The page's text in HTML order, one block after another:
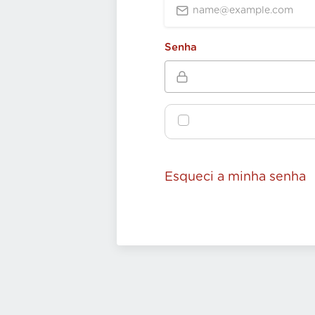
Senha
Esqueci a minha senha